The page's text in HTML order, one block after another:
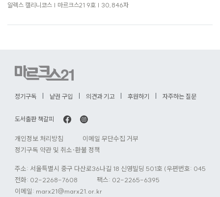
알렉스 캘리니코스 | 마르크스21 9호 | 30,846자
정기구독 낱권 구입 의견과 기고 후원하기 자주하는 질문
도서출판 책갈피
개인정보 처리방침
이메일 무단수집 거부
정기구독 약관 및 취소·환불 정책
주소: 서울특별시 중구 다산로36나길 18 신영빌딩 501호 (우편번호: 04584)
전화: 02-2268-7608
팩스: 02-2265-6395
이메일: marx21@marx21.or.kr